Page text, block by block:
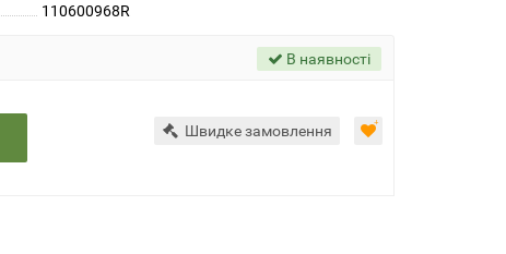
110600968R
В наявності
Швидке замовлення